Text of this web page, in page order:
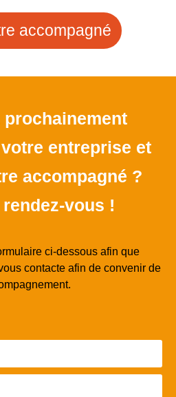
accompagné
prochainement
entreprise et
accompagné ?
vous !
ci-dessous afin que
contacte afin de convenir de